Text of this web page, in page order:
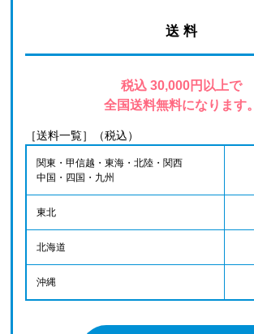
送 料
税込 30,000円以上で
全国送料無料になります。
［送料一覧］（税込）
関東・甲信越・東海・北陸・関西
中国・四国・九州
東北
北海道
沖縄